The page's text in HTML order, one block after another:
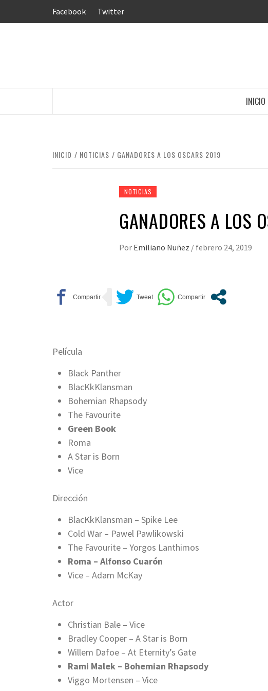
Facebook Twitter
INICIO
INICIO NOTICIAS GANADORES A LOS OSCARS 2019
NOTICIAS
GANADORES A LOS
Por Emiliano Nuñez / febrero 24, 2019
Película
Black Panther
BlacKkKlansman
Bohemian Rhapsody
The Favourite
Green Book
Roma
A Star is Born
Vice
Dirección
BlacKkKlansman – Spike Lee
Cold War – Pawel Pawlikowski
The Favourite – Yorgos Lanthimos
Roma – Alfonso Cuarón
Vice – Adam McKay
Actor
Christian Bale – Vice
Bradley Cooper – A Star is Born
Willem Dafoe – At Eternity’s Gate
Rami Malek – Bohemian Rhapsody
Viggo Mortensen – Vice